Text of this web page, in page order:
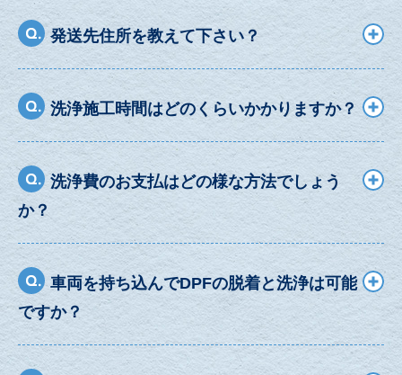
発送先住所を教えて下さい？
洗浄施工時間はどのくらいかかりますか？
洗浄費のお支払はどの様な方法でしょう
か？
車両を持ち込んでDPFの脱着と洗浄は可能
ですか？